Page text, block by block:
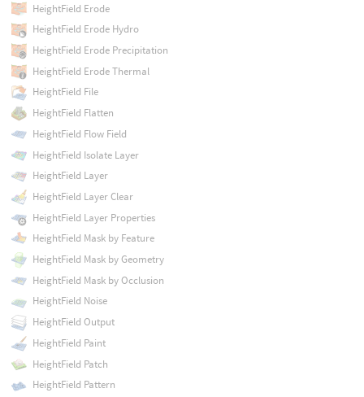
HeightField Erode
HeightField Erode Hydro
HeightField Erode Precipitation
HeightField Erode Thermal
HeightField File
HeightField Flatten
HeightField Flow Field
HeightField Isolate Layer
HeightField Layer
HeightField Layer Clear
HeightField Layer Properties
HeightField Mask by Feature
HeightField Mask by Geometry
HeightField Mask by Occlusion
HeightField Noise
HeightField Output
HeightField Paint
HeightField Patch
HeightField Pattern